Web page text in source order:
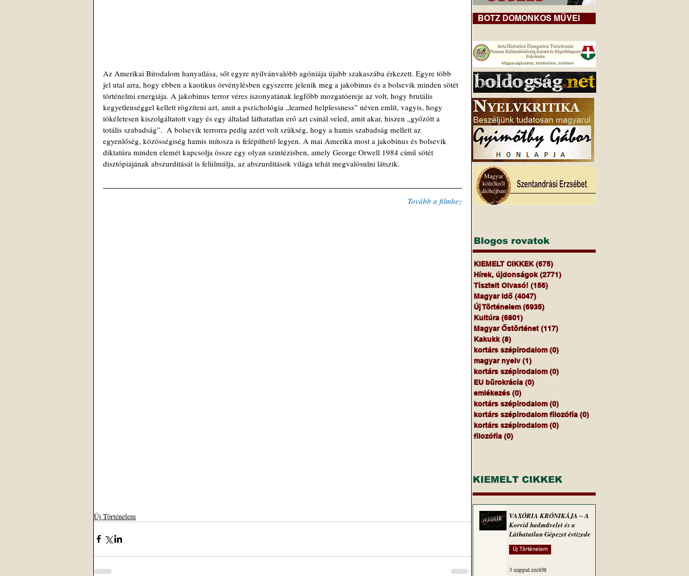
Az Amerikai Birodalom hanyatlása, sőt egyre nyilvánvalóbb agóniája újabb szakaszába érkezett. Egyre több
jel utal arra, hogy ebben a kaotikus örvénylésben egyszerre jelenik meg a jakobinus és a bolsevik minden sötét
történelmi energiája. A jakobinus terror véres iszonyatának legfőbb mozgatóereje az volt, hogy brutális
kegyetlenséggel kellett rögzíteni azt, amit a pszichológia „learned helplessness” néven említ, vagyis, hogy
tökéletesen kiszolgáltatott vagy és egy általad láthatatlan erő azt csinál veled, amit akar, hiszen „győzött a
totális szabadság”.  A bolsevik terrorra pedig azért volt szükség, hogy a hamis szabadság mellett az
egyenlőség, közösségiség hamis mítosza is felépíthető legyen. A mai Amerika most a jakobinus és bolsevik
diktatúra minden elemét kapcsolja össze egy olyan szintézisben, amely George Orwell 1984 című sötét
disztópiájának abszurditását is felülmúlja, az abszurditások világa tehát megvalósulni látszik.
Tovább a filmhez
Új Történelem
BOTZ DOMONKOS MŰVEI
Blogos rovatok
KIEMELT CIKKEK (675)
Hírek, újdonságok (2771)
Tisztelt Olvasó! (156)
Magyar Idő (4047)
Új Történelem (6935)
Kultúra (6801)
Magyar Őstörténet (117)
Kakukk (8)
kortárs szépirodalom (0)
magyar nyelv (1)
kortárs szépirodalom (0)
EU bürokrácia (0)
emlékezés (0)
kortárs szépirodalom (0)
kortárs szépirodalom filozófia (0)
kortárs szépirodalom (0)
filozófia (0)
KIEMELT CIKKEK
VAXÓRIA KRÓNIKÁJA ‒ A
Korvid hadművelet és a
Láthatatlan Gépezet évtizede
Új Történelem
3 nappal ezelőtt